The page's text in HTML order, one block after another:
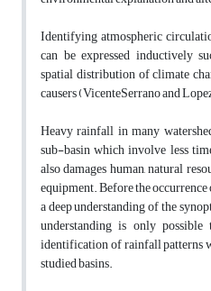
Identifying atmospheric
can be expressed inductively
spatial distribution of climate
causers (VicenteSerrano and
Heavy rainfall in many
sub-basin which involve less
also damages human, natural
equipment. Before the
a deep understanding of the
understanding is only
identification of rainfall patterns
studied basins.